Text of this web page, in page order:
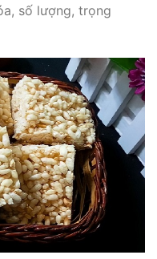
số lượng, trọng